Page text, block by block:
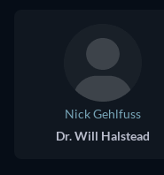
Nick Gehlfuss
Dr. Will Halstead